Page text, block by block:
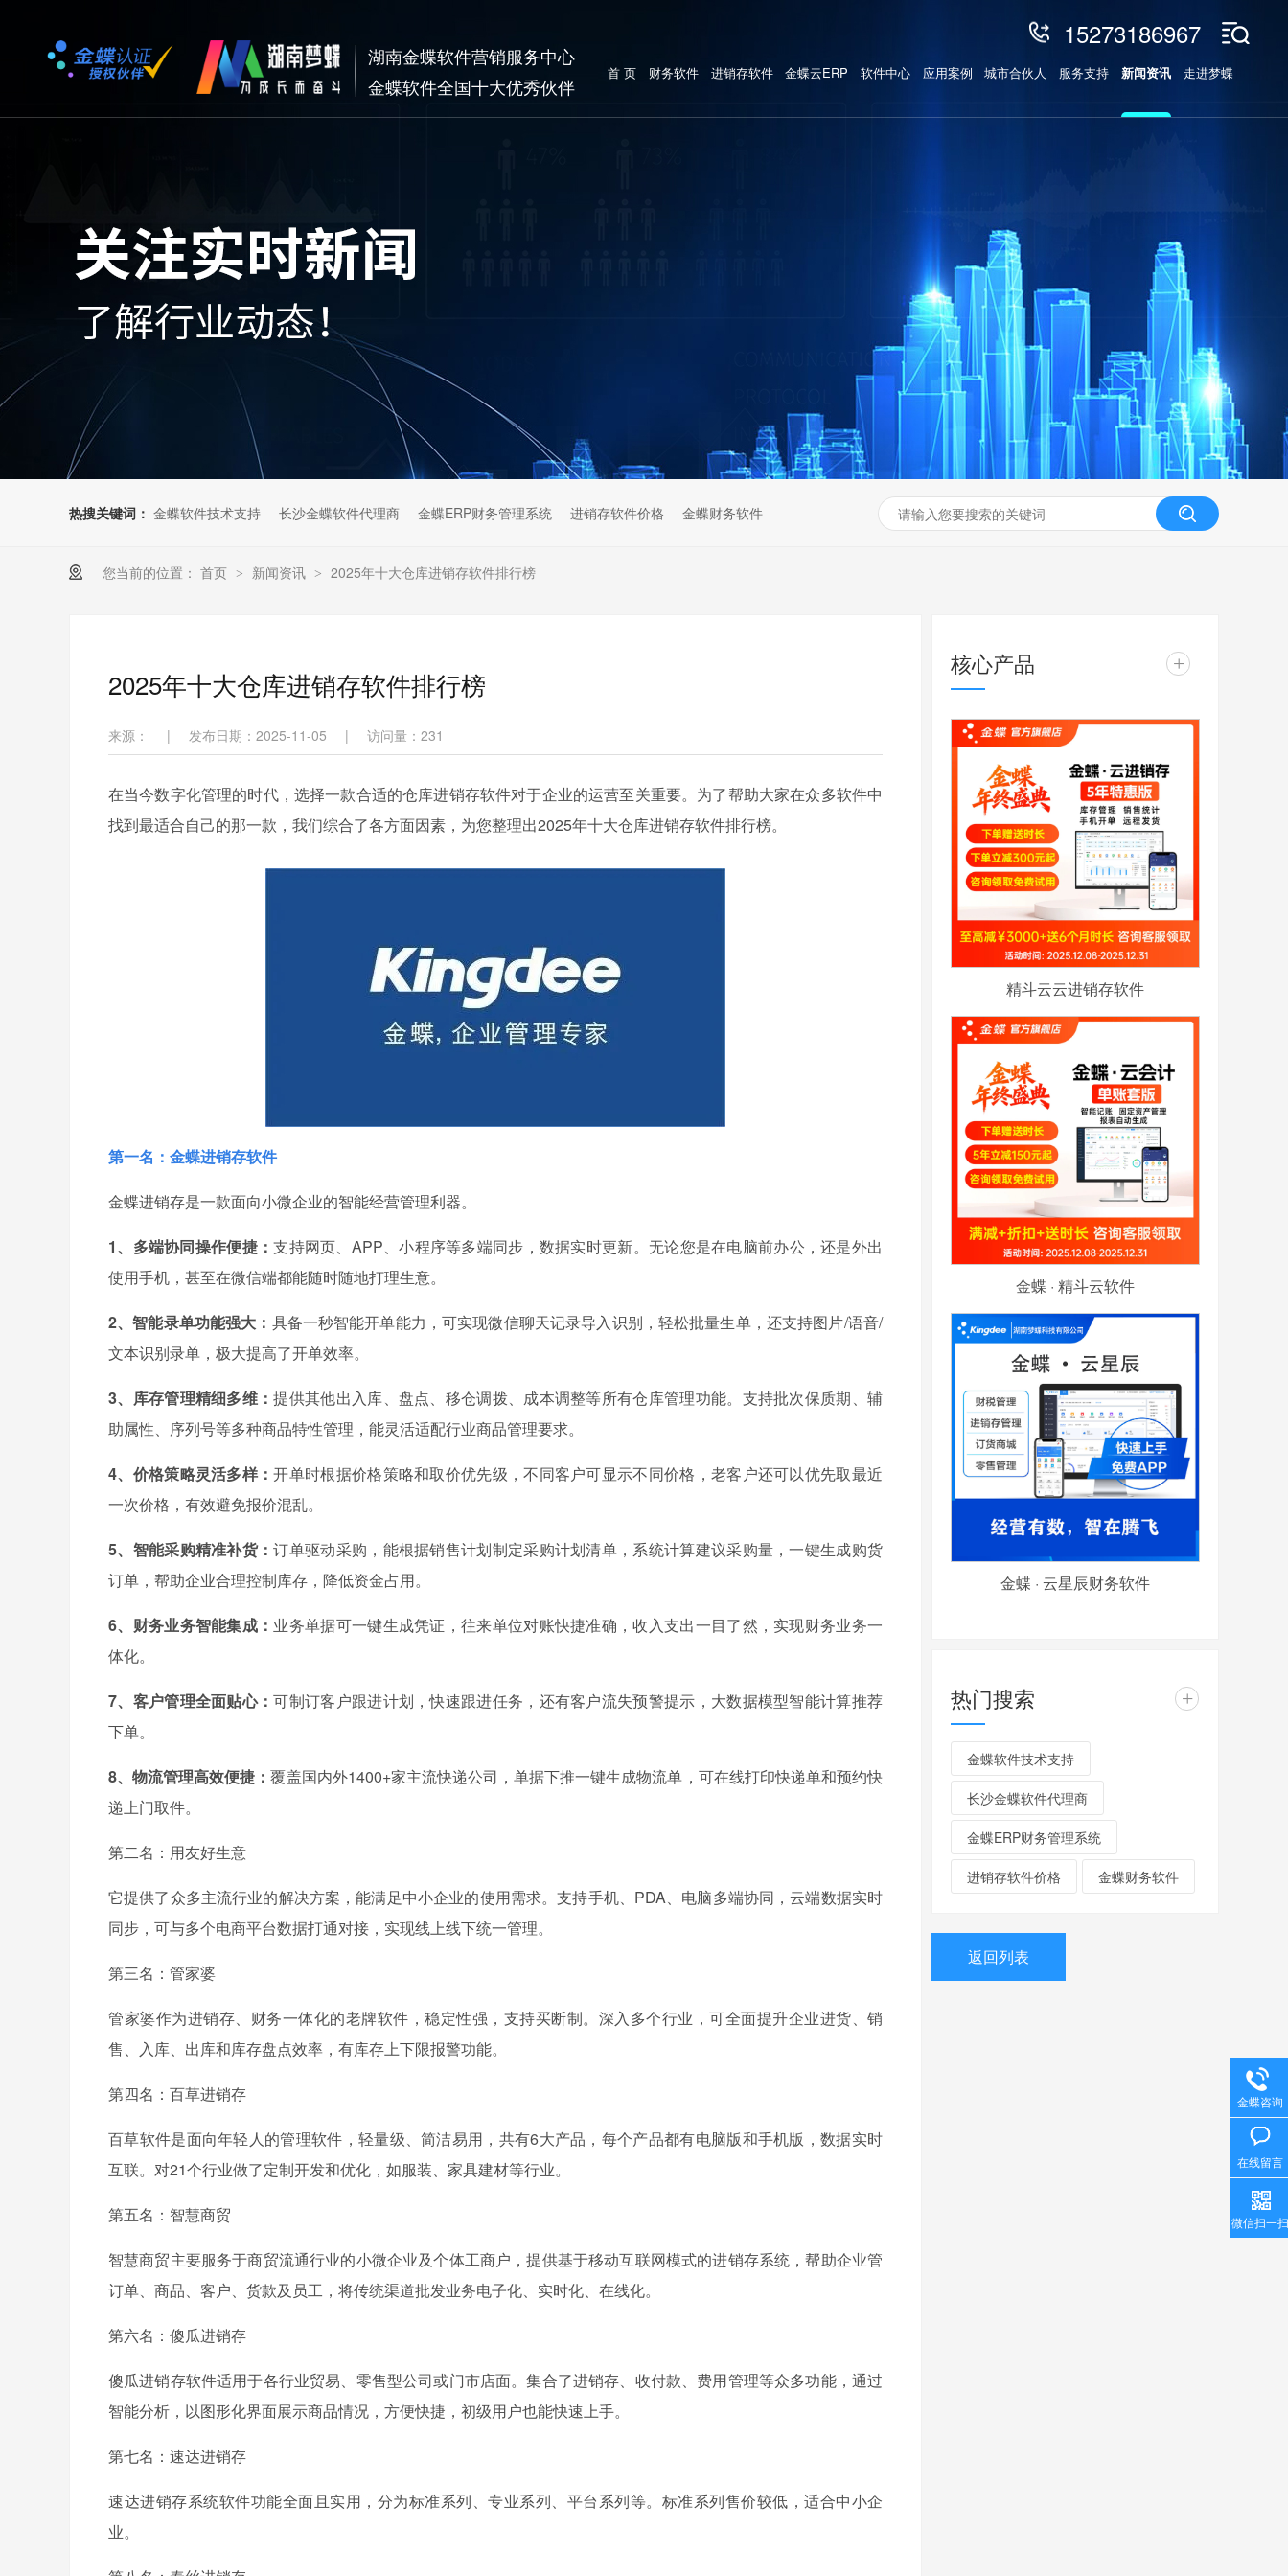
湖南金蝶软件营销服务中心
金蝶软件全国十大优秀伙伴
15273186967
首 页 财务软件 进销存软件 金蝶云ERP 软件中心 应用案例 城市合伙人 服务支持 新闻资讯 走进梦蝶
热搜关键词： 金蝶软件技术支持 长沙金蝶软件代理商 金蝶ERP财务管理系统 进销存软件价格 金蝶财务软件
您当前的位置： 首页 > 新闻资讯 > 2025年十大仓库进销存软件排行榜
2025年十大仓库进销存软件排行榜
来源： | 发布日期：2025-11-05 | 访问量： 231
在当今数字化管理的时代，选择一款合适的仓库进销存软件对于企业的运营至关重要。为了帮助大家在众多软件中
找到最适合自己的那一款，我们综合了各方面因素，为您整理出2025年十大仓库进销存软件排行榜。
第一名：金蝶进销存软件
金蝶进销存是一款面向小微企业的智能经营管理利器。
1、多端协同操作便捷：支持网页、APP、小程序等多端同步，数据实时更新。无论您是在电脑前办公，还是外出
使用手机，甚至在微信端都能随时随地打理生意。
2、智能录单功能强大： 具备一秒智能开单能力，可实现微信聊天记录导入识别，轻松批量生单，还支持图片/语音/
文本识别录单，极大提高了开单效率。
3、库存管理精细多维：提供其他出入库、盘点、移仓调拨、成本调整等所有仓库管理功能。支持批次保质期、辅
助属性、序列号等多种商品特性管理，能灵活适配行业商品管理要求。
4、价格策略灵活多样：开单时根据价格策略和取价优先级，不同客户可显示不同价格，老客户还可以优先取最近
一次价格，有效避免报价混乱。
5、智能采购精准补货：订单驱动采购，能根据销售计划制定采购计划清单，系统计算建议采购量，一键生成购货
订单，帮助企业合理控制库存，降低资金占用。
6、财务业务智能集成： 业务单据可一键生成凭证，往来单位对账快捷准确，收入支出一目了然，实现财务业务一
体化。
7、客户管理全面贴心：可制订客户跟进计划，快速跟进任务，还有客户流失预警提示，大数据模型智能计算推荐
下单。
8、物流管理高效便捷：覆盖国内外1400+家主流快递公司，单据下推一键生成物流单，可在线打印快递单和预约快
递上门取件。
第二名：用友好生意
它提供了众多主流行业的解决方案，能满足中小企业的使用需求。支持手机、PDA、电脑多端协同，云端数据实时
同步，可与多个电商平台数据打通对接，实现线上线下统一管理。
第三名：管家婆
管家婆作为进销存、财务一体化的老牌软件，稳定性强，支持买断制。深入多个行业，可全面提升企业进货、销
售、入库、出库和库存盘点效率，有库存上下限报警功能。
第四名：百草进销存
百草软件是面向年轻人的管理软件，轻量级、简洁易用，共有6大产品，每个产品都有电脑版和手机版，数据实时
互联。对21个行业做了定制开发和优化，如服装、家具建材等行业。
第五名：智慧商贸
智慧商贸主要服务于商贸流通行业的小微企业及个体工商户，提供基于移动互联网模式的进销存系统，帮助企业管
订单、商品、客户、货款及员工，将传统渠道批发业务电子化、实时化、在线化。
第六名：傻瓜进销存
傻瓜进销存软件适用于各行业贸易、零售型公司或门市店面。集合了进销存、收付款、费用管理等众多功能，通过
智能分析，以图形化界面展示商品情况，方便快捷，初级用户也能快速上手。
第七名：速达进销存
速达进销存系统软件功能全面且实用，分为标准系列、专业系列、平台系列等。标准系列售价较低，适合中小企
业。
核心产品 +
精斗云云进销存软件
金蝶 · 精斗云软件
金蝶 · 云星辰财务软件
热门搜索 +
金蝶软件技术支持
长沙金蝶软件代理商
金蝶ERP财务管理系统
进销存软件价格 金蝶财务软件
返回列表
金蝶咨询
在线留言
微信扫一扫